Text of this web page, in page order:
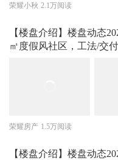
荣耀小秋 2.1万阅读
【楼盘介绍】楼盘动态
㎡度假风社区，工法/交
荣耀房产 1.5万阅读
【楼盘介绍】楼盘动态